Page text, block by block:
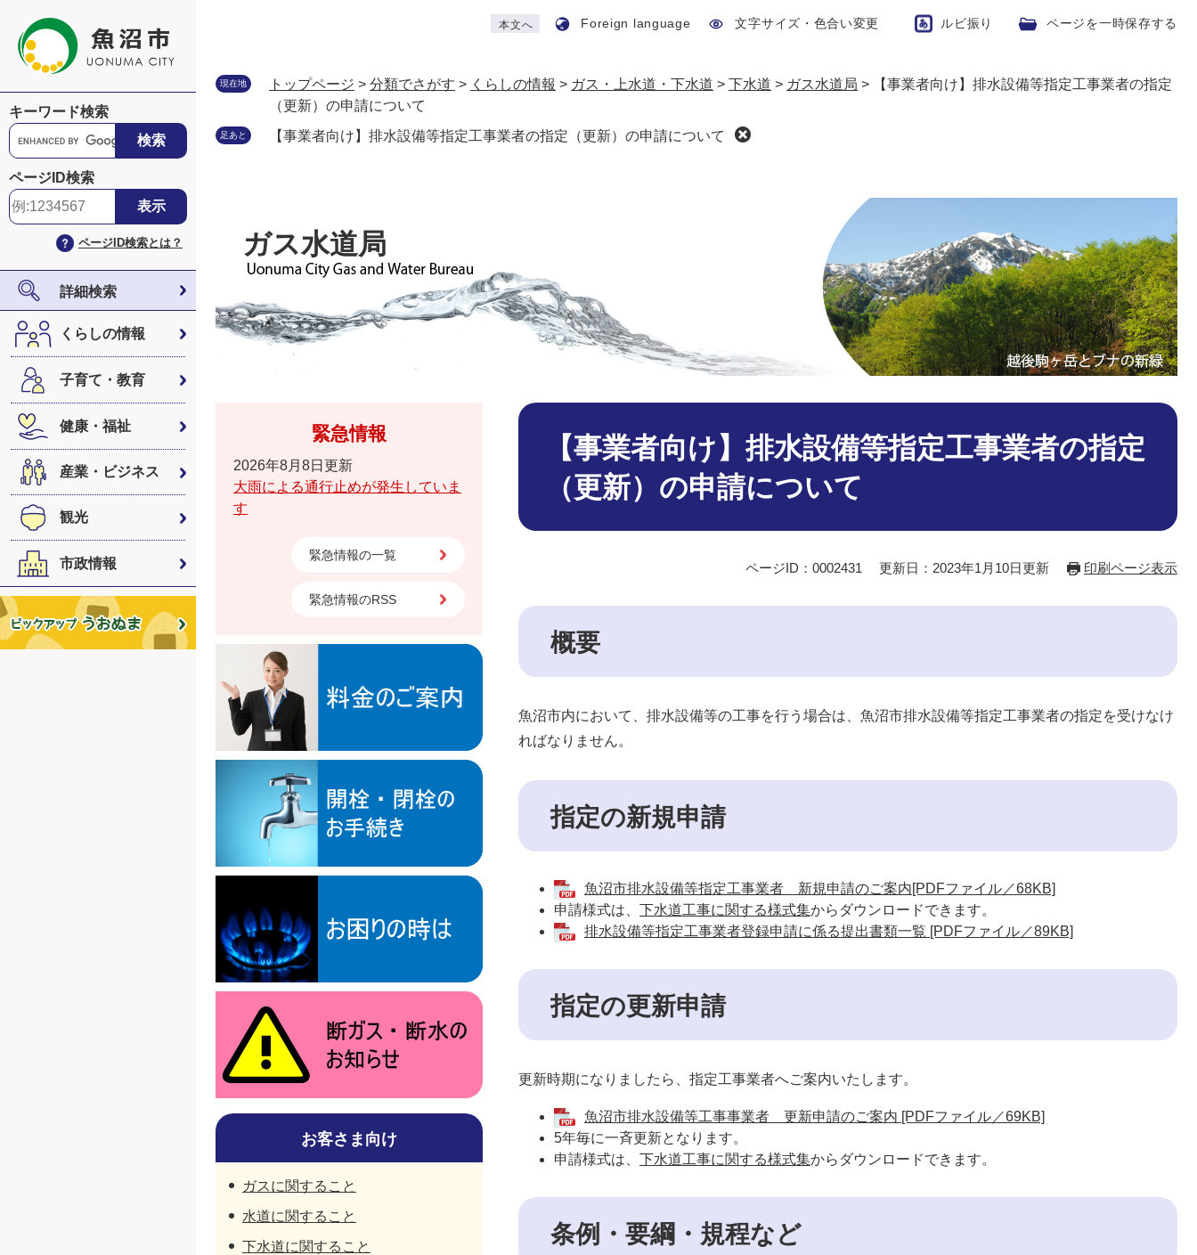
本文へ Foreign language 文字サイズ・色合い変更 ルビ振り ページを一時保存する
キーワード検索
G
o
o
g
ス
タ
ム
検
索
ページID検索
ページID検索とは？
詳細検索
くらしの情報
子育て・教育
健康・福祉
産業・ビジネス
観光
市政情報
現在地 トップページ > 分類でさがす > くらしの情報 > ガス・上水道・下水道 > 下水道 > ガス水道局 >
【事業者向け】排水設備等指定工事業者の指定
（更新）の申請について
足あと 【事業者向け】排水設備等指定工事業者の指定（更新）の申請について
ガス水道局
本
【事業者向け】排水設備等指定工事業者の指定
（更新）の申請について
ページID：0002431 更新日：2023年1月10日更新 印刷ページ表示
概要
魚沼市内において、排水設備等の工事を行う場合は、魚沼市排水設備等指定工事業者の指定を受けなけ
ればなりません。
指定の新規申請
魚沼市排水設備等指定工事業者 新規申請のご案内[PDFファイル／68KB]
申請様式は、 下水道工事に関する様式集からダウンロードできます。
排水設備等指定工事業者登録申請に係る提出書類一覧 [PDFファイル／89KB]
指定の更新申請
更新時期になりましたら、指定工事業者へご案内いたします。
魚沼市排水設備等工事事業者 更新申請のご案内 [PDFファイル／69KB]
5年毎に一斉更新となります。
申請様式は、 下水道工事に関する様式集からダウンロードできます。
条例・要綱・規程など
緊急情報
2026年8月8日更新
大雨による通行止めが発生していま
す
緊急情報の一覧
緊急情報のRSS
お客さま向け
ガスに関すること
水道に関すること
下水道に関すること